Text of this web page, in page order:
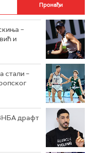
–
и
стали –
драфт